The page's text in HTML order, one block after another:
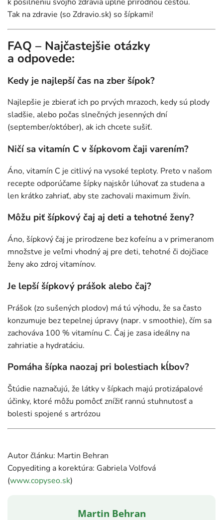
Tak na zdravie (so Zdravio.sk) so šípkami!
FAQ – Najčastejšie otázky
a odpovede:
Kedy je najlepší čas na zber šípok?
Najlepšie je zbierať ich po prvých mrazoch, kedy sú plody
sladšie, alebo počas slnečných jesenných dní
(september/október), ak ich chcete sušiť.
Ničí sa vitamín C v šípkovom čaji varením?
Áno, vitamín C je citlivý na vysoké teploty. Preto v našom
recepte odporúčame šípky najskôr lúhovať za studena a
len krátko zahriať, aby ste zachovali maximum živín.
Môžu piť šípkový čaj aj deti a tehotné ženy?
Áno, šípkový čaj je prirodzene bez kofeínu a v primeranom
množstve je veľmi vhodný aj pre deti, tehotné či dojčiace
ženy ako zdroj vitamínov.
Je lepší šípkový prášok alebo čaj?
Prášok (zo sušených plodov) má tú výhodu, že sa často
konzumuje bez tepelnej úpravy (napr. v smoothie), čím sa
zachováva 100 % vitamínu C. Čaj je zasa ideálny na
zahriatie a hydratáciu.
Pomáha šípka naozaj pri bolestiach kĺbov?
Štúdie naznačujú, že látky v šípkach majú protizápalové
účinky, ktoré môžu pomôcť znížiť rannú stuhnutosť a
bolesti spojené s artrózou
Autor článku: Martin Behran
Copyediting a korektúra: Gabriela Volfová
(www.copyseo.sk)
Martin Behran